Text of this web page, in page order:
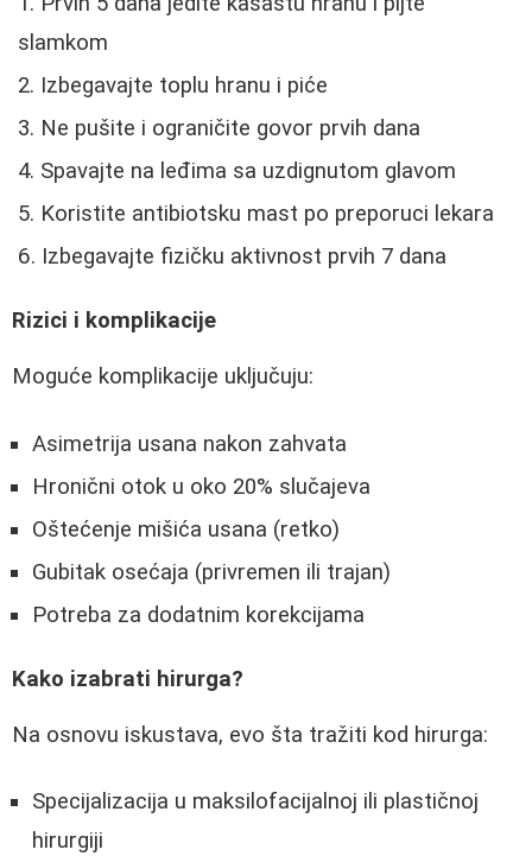
slamkom
Izbegavajte toplu hranu i piće
Ne pušite i ograničite govor prvih dana
Spavajte na leđima sa uzdignutom glavom
Koristite antibiotsku mast po preporuci lekara
Izbegavajte fizičku aktivnost prvih 7 dana
Rizici i komplikacije
Moguće komplikacije uključuju:
Asimetrija usana nakon zahvata
Hronični otok u oko 20% slučajeva
Oštećenje mišića usana (retko)
Gubitak osećaja (privremen ili trajan)
Potreba za dodatnim korekcijama
Kako izabrati hirurga?
Na osnovu iskustava, evo šta tražiti kod hirurga:
Specijalizacija u maksilofacijalnoj ili plastičnoj
hirurgiji